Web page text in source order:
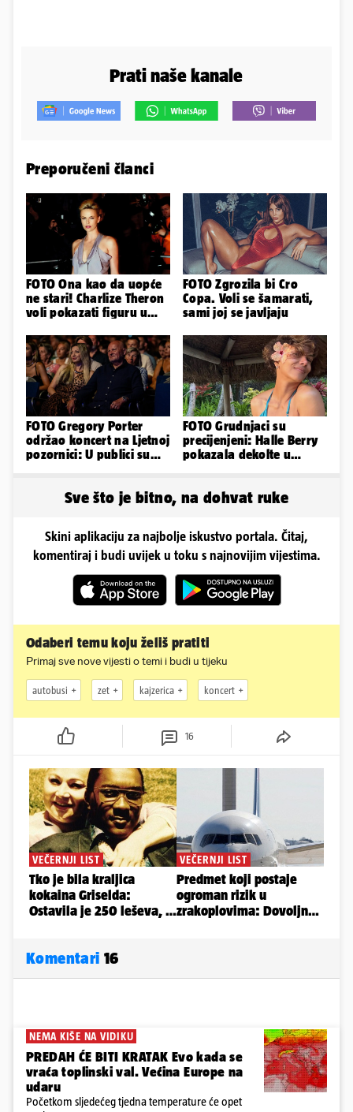
Prati naše kanale
Preporučeni članci
FOTO Ona kao da uopće
ne stari! Charlize Theron
voli pokazati figuru u
FOTO Zgrozila bi Cro
Copa. Voli se šamarati,
sami joj se javljaju
FOTO Gregory Porter
održao koncert na Ljetnoj
pozornici: U publici su
FOTO Grudnjaci su
precijenjeni: Halle Berry
pokazala dekolte u
Sve što je bitno, na dohvat ruke
Skini aplikaciju za najbolje iskustvo portala. Čitaj,
komentiraj i budi uvijek u toku s najnovijim vijestima.
Odaberi temu koju želiš pratiti
Primaj sve nove vijesti o temi i budi u tijeku
autobusi zet kajzerica koncert
16
Komentari 16
NEMA KIŠE NA VIDIKU
PREDAH ĆE BITI KRATAK Evo kada se
vraća toplinski val. Većina Europe na
udaru
Početkom sljedećeg tjedna temperature će opet